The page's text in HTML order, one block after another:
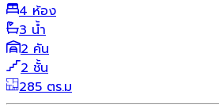
4 ห้อง
3 น้ำ
2 คัน
2 ชั้น
285 ตร.ม